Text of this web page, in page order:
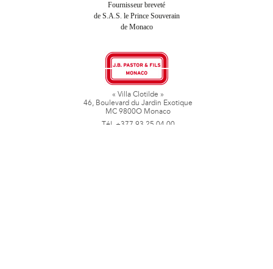
Fournisseur breveté
de S.A.S. le Prince Souverain
de Monaco
« Villa Clotilde »
46, Boulevard du Jardin Exotique
MC 9800O Monaco
Tél. +377 93 25 04 00